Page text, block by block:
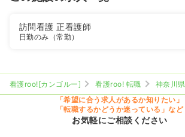
訪問看護正看護師
日勤のみ（常勤）
看護roo![カンゴルー] 看護roo! 転職 神奈川県
「希望に合う求人があるか知りたい」
「転職するかどうか迷っている」など
お気軽にご相談ください